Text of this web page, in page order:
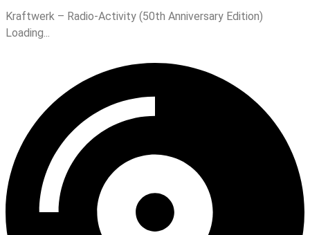
Kraftwerk – Radio-Activity (50th Anniversary Edition)
Loading...